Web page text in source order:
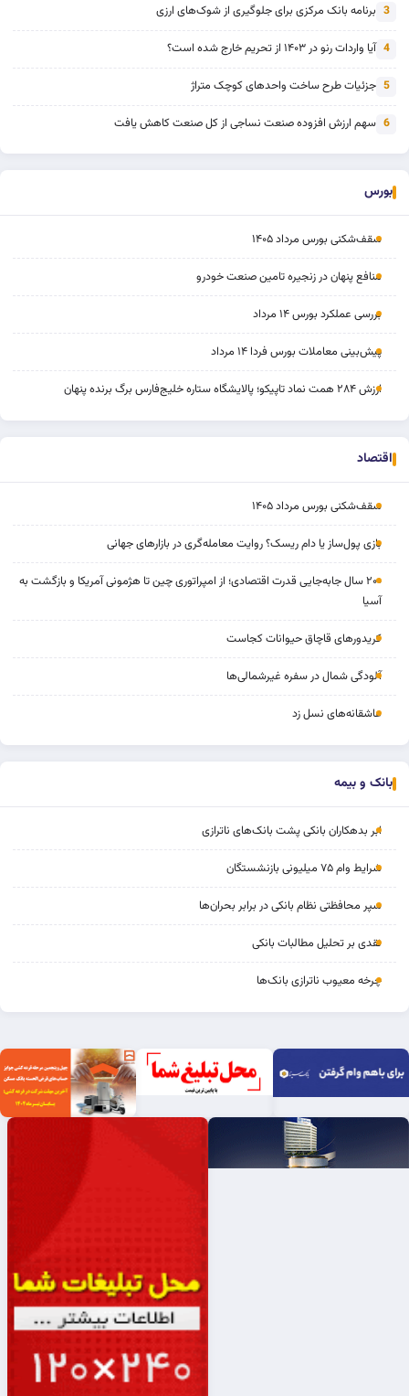
3 برنامه بانک مرکزی برای جلوگیری از شوک‌های ارزی
4 آیا واردات رنو در ۱۴۰۳ از تحریم خارج شده است؟
5 جزئیات طرح ساخت واحدهای کوچک متراژ
6 سهم ارزش افزوده صنعت نساجی از کل صنعت کاهش یافت
بورس
سقف‌شکنی بورس مرداد ۱۴۰۵
منافع پنهان در زنجیره تامین صنعت خودرو
بررسی عملکرد بورس ۱۴ مرداد
پیش‌بینی معاملات بورس فردا ۱۴ مرداد
ارزش ۲۸۴ همت نماد تاپیکو؛ پالایشگاه ستاره خلیج‌فارس برگ برنده پنهان
اقتصاد
سقف‌شکنی بورس مرداد ۱۴۰۵
بازی پول‌ساز یا دام ریسک؟ روایت معامله‌گری در بازارهای جهانی
۲۰۰ سال جابه‌جایی قدرت اقتصادی؛ از امپراتوری چین تا هژمونی آمریکا و بازگشت به
آسیا
کریدورهای قاچاق حیوانات کجاست
آلودگی شمال در سفره غیرشمالی‌ها
عاشقانه‌های نسل زد
بانک و بیمه
ابر بدهکاران بانکی پشت بانک‌های ناترازی
شرایط وام ۷۵ میلیونی بازنشستگان
سپر محافظتی نظام بانکی در برابر بحران‌ها
نقدی بر تحلیل مطالبات بانکی
چرخه‌ معیوب ناترازی بانک‌ها